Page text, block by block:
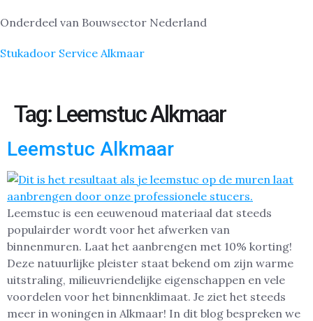
Onderdeel van Bouwsector Nederland
Stukadoor Service Alkmaar
Tag: Leemstuc Alkmaar
Leemstuc Alkmaar
Leemstuc is een eeuwenoud materiaal dat steeds
populairder wordt voor het afwerken van
binnenmuren. Laat het aanbrengen met 10% korting!
Deze natuurlijke pleister staat bekend om zijn warme
uitstraling, milieuvriendelijke eigenschappen en vele
voordelen voor het binnenklimaat. Je ziet het steeds
meer in woningen in Alkmaar! In dit blog bespreken we